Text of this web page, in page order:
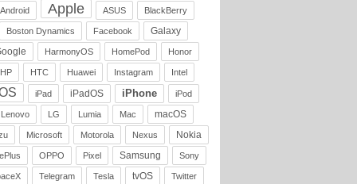
Android Apple ASUS BlackBerry
Boston Dynamics Facebook
Galaxy
HarmonyOS HomePod Honor
HP HTC Huawei Instagram Intel
iPad iPadOS iPhone iPod
Lenovo LG Lumia Mac macOS
Microsoft Motorola Nexus Nokia
OPPO Pixel Samsung Sony
Telegram Tesla tvOS Twitter